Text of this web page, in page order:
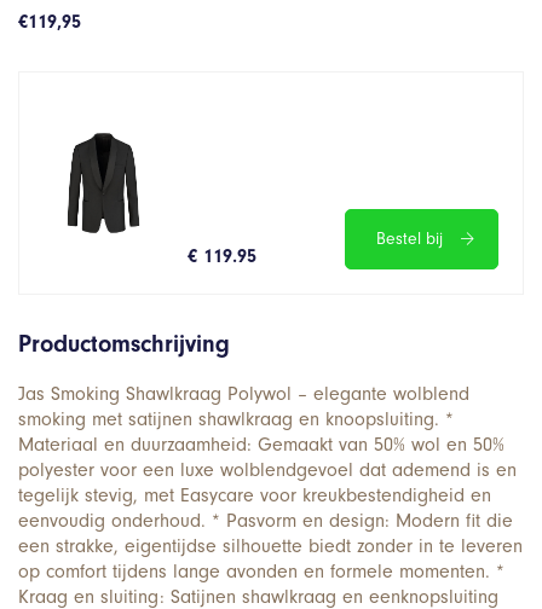
€119,95
€ 119.95
Bestel bij
Productomschrijving
Jas Smoking Shawlkraag Polywol – elegante wolblend
smoking met satijnen shawlkraag en knoopsluiting. *
Materiaal en duurzaamheid: Gemaakt van 50% wol en 50%
polyester voor een luxe wolblendgevoel dat ademend is en
tegelijk stevig, met Easycare voor kreukbestendigheid en
eenvoudig onderhoud. * Pasvorm en design: Modern fit die
een strakke, eigentijdse silhouette biedt zonder in te leveren
op comfort tijdens lange avonden en formele momenten. *
Kraag en sluiting: Satijnen shawlkraag en eenknopsluiting